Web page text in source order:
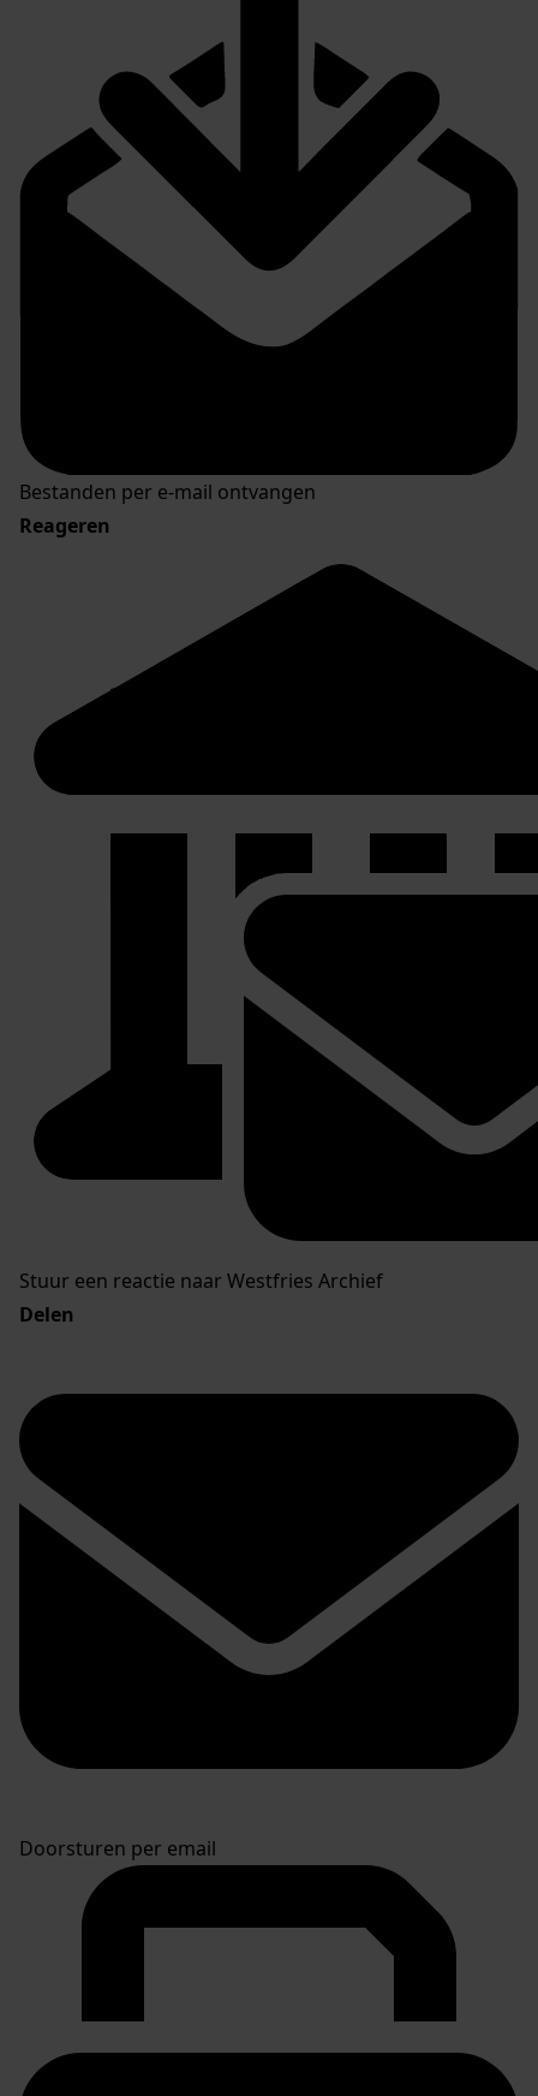
Bestanden per e-mail ontvangen
Reageren
Stuur een reactie naar Westfries Archief
Delen
Doorsturen per email